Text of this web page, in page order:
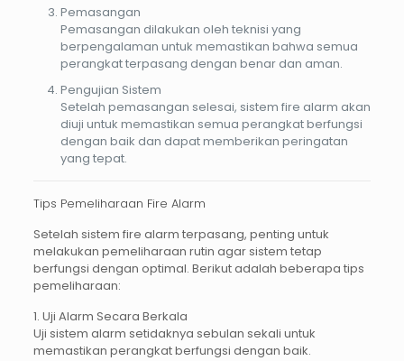
Pemasangan
Pemasangan dilakukan oleh teknisi yang
berpengalaman untuk memastikan bahwa semua
perangkat terpasang dengan benar dan aman.
Pengujian Sistem
Setelah pemasangan selesai, sistem fire alarm akan
diuji untuk memastikan semua perangkat berfungsi
dengan baik dan dapat memberikan peringatan
yang tepat.
Tips Pemeliharaan Fire Alarm
Setelah sistem fire alarm terpasang, penting untuk
melakukan pemeliharaan rutin agar sistem tetap
berfungsi dengan optimal. Berikut adalah beberapa tips
pemeliharaan:
1. Uji Alarm Secara Berkala
Uji sistem alarm setidaknya sebulan sekali untuk
memastikan perangkat berfungsi dengan baik.